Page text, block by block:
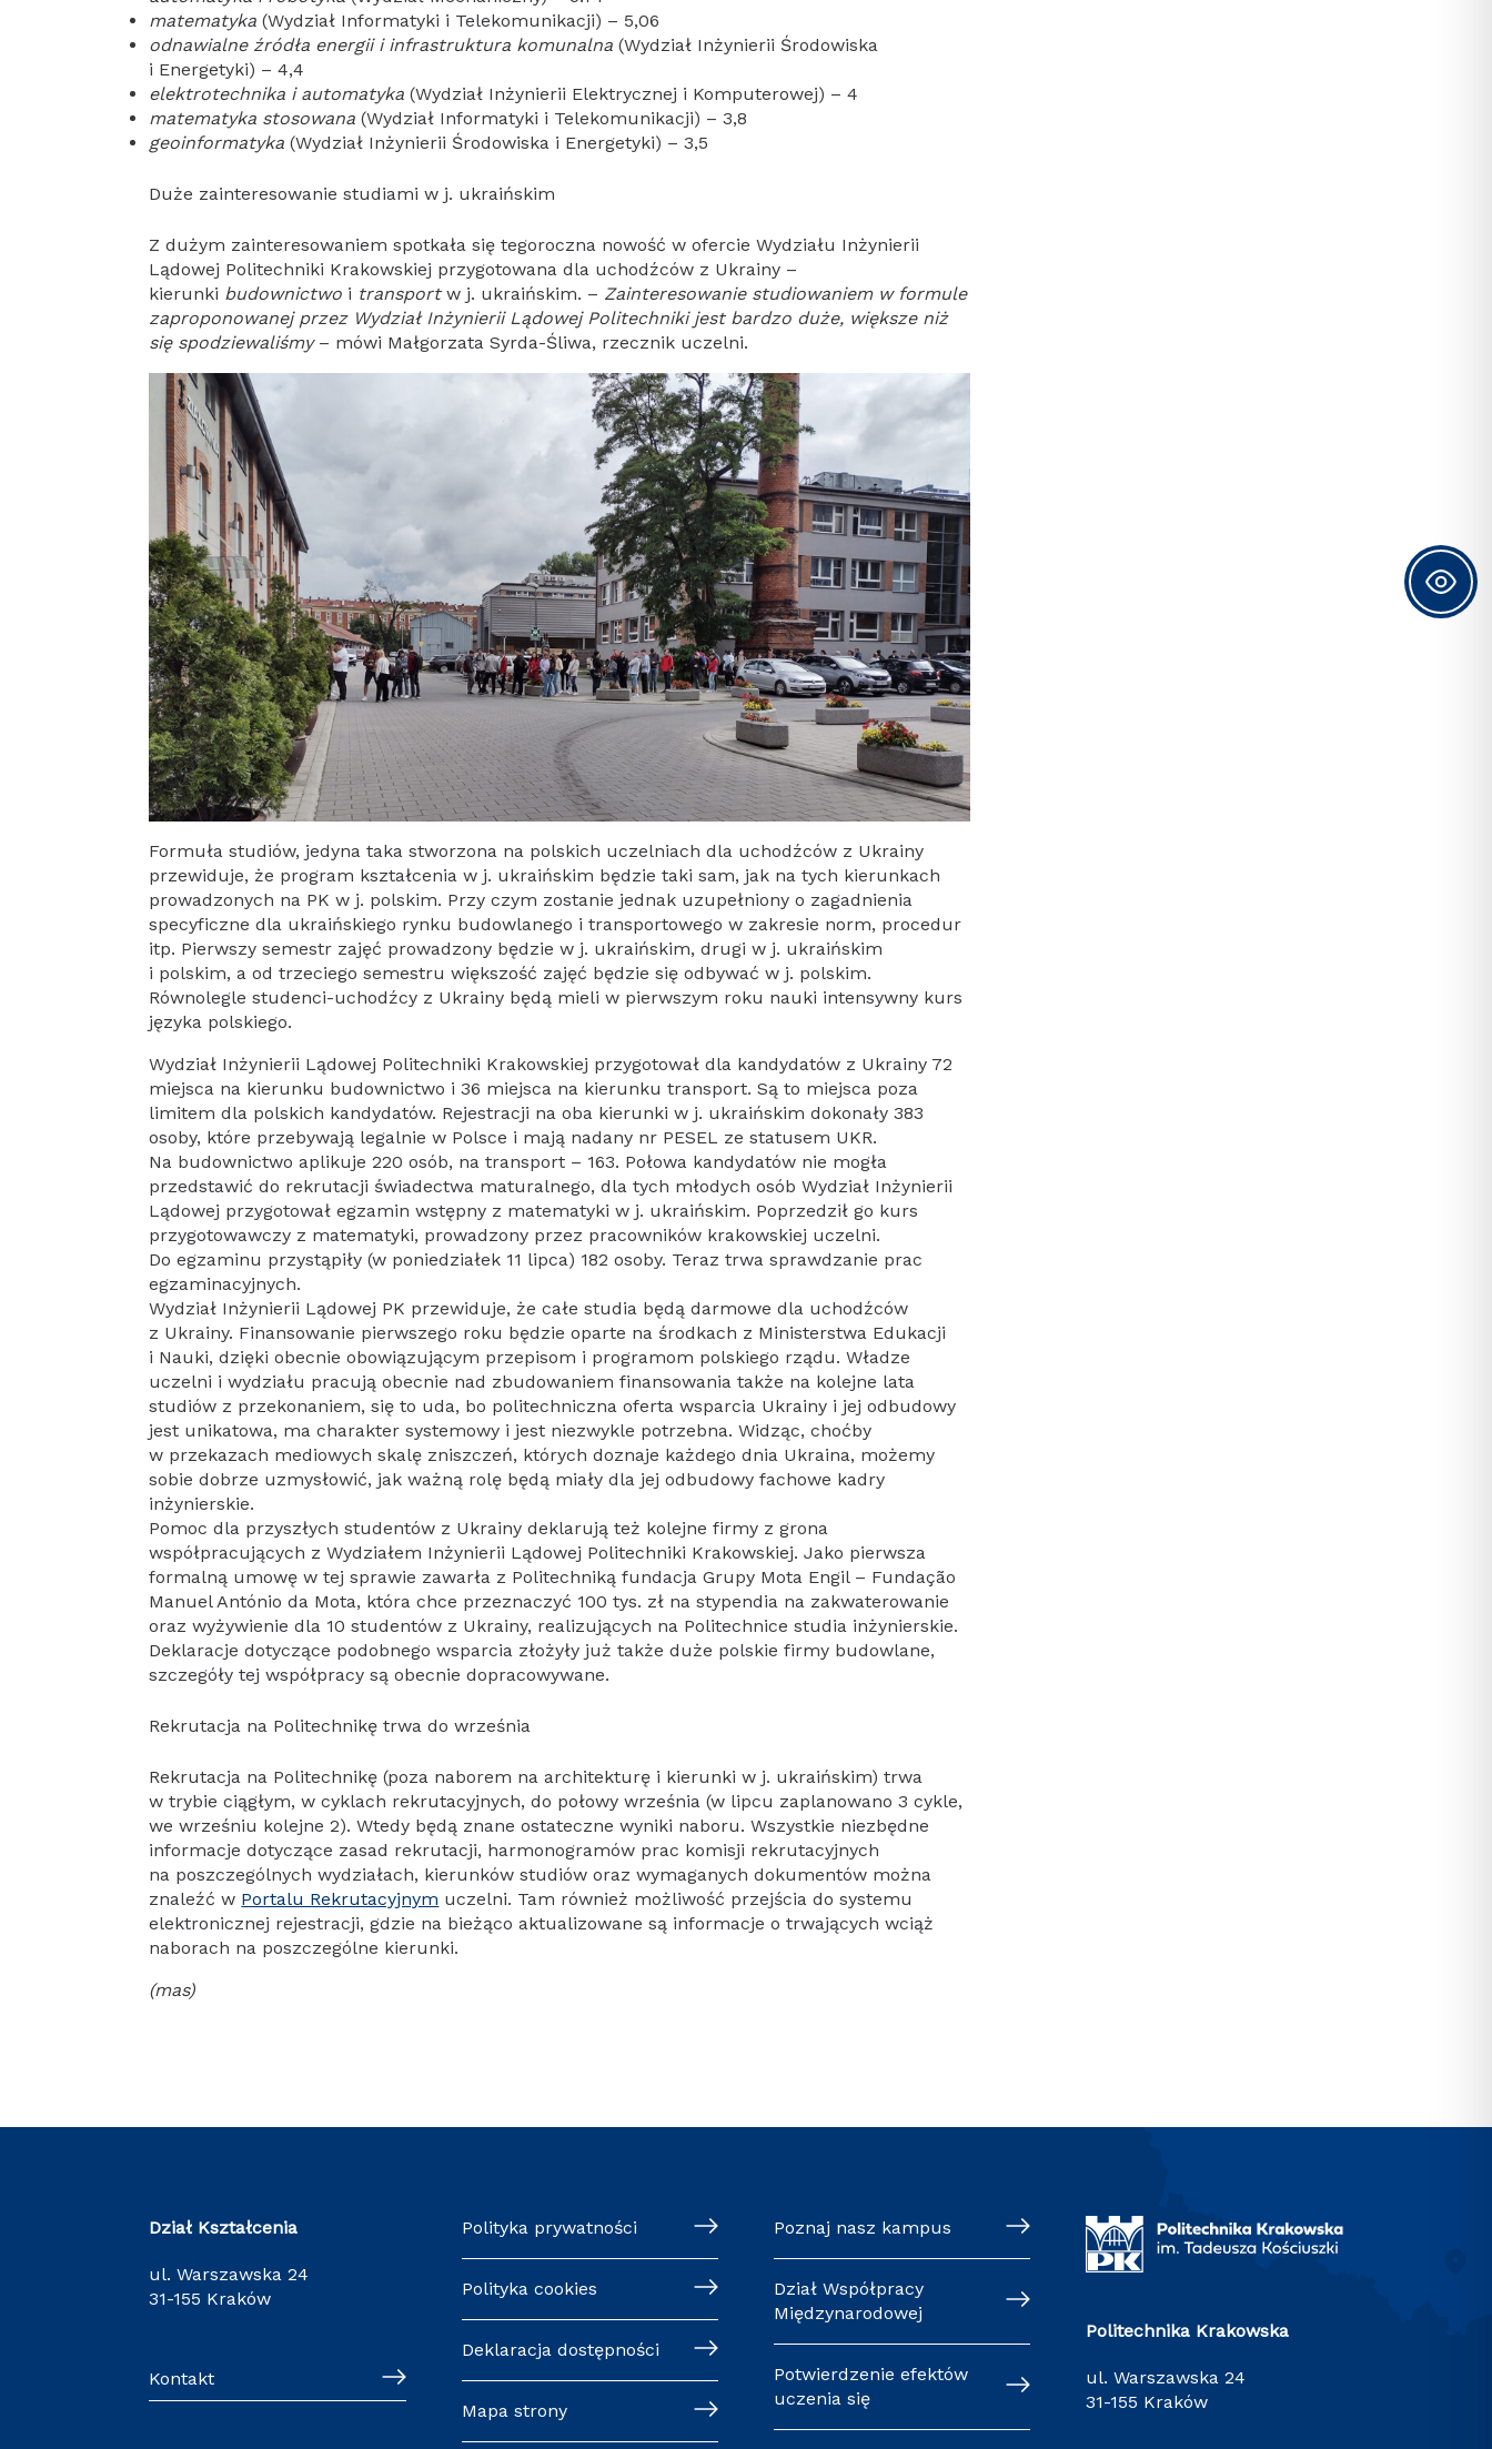
matematyka (Wydział Informatyki i Telekomunikacji) – 5,06
odnawialne źródła energii i infrastruktura komunalna (Wydział Inżynierii Środowiska
i Energetyki) – 4,4
elektrotechnika i automatyka (Wydział Inżynierii Elektrycznej i Komputerowej) – 4
matematyka stosowana (Wydział Informatyki i Telekomunikacji) – 3,8
geoinformatyka (Wydział Inżynierii Środowiska i Energetyki) – 3,5
Duże zainteresowanie studiami w j. ukraińskim
Z dużym zainteresowaniem spotkała się tegoroczna nowość w ofercie Wydziału Inżynierii
Lądowej Politechniki Krakowskiej przygotowana dla uchodźców z Ukrainy –
kierunki budownictwo i transportw j. ukraińskim. – Zainteresowanie studiowaniem w formule
zaproponowanej przez Wydział Inżynierii Lądowej Politechniki jest bardzo duże, większe niż
się spodziewaliśmy– mówi Małgorzata Syrda-Śliwa, rzecznik uczelni.
Formuła studiów, jedyna taka stworzona na polskich uczelniach dla uchodźców z Ukrainy
przewiduje, że program kształcenia w j. ukraińskim będzie taki sam, jak na tych kierunkach
prowadzonych na PK w j. polskim. Przy czym zostanie jednak uzupełniony o zagadnienia
specyficzne dla ukraińskiego rynku budowlanego i transportowego w zakresie norm, procedur
itp. Pierwszy semestr zajęć prowadzony będzie w j. ukraińskim, drugi w j. ukraińskim
i polskim, a od trzeciego semestru większość zajęć będzie się odbywać w j. polskim.
Równolegle studenci-uchodźcy z Ukrainy będą mieli w pierwszym roku nauki intensywny kurs
języka polskiego.
Wydział Inżynierii Lądowej Politechniki Krakowskiej przygotował dla kandydatów z Ukrainy 72
miejsca na kierunku budownictwo i 36 miejsca na kierunku transport. Są to miejsca poza
limitem dla polskich kandydatów. Rejestracji na oba kierunki w j. ukraińskim dokonały 383
osoby, które przebywają legalnie w Polsce i mają nadany nr PESEL ze statusem UKR.
Na budownictwo aplikuje 220 osób, na transport – 163. Połowa kandydatów nie mogła
przedstawić do rekrutacji świadectwa maturalnego, dla tych młodych osób Wydział Inżynierii
Lądowej przygotował egzamin wstępny z matematyki w j. ukraińskim. Poprzedził go kurs
przygotowawczy z matematyki, prowadzony przez pracowników krakowskiej uczelni.
Do egzaminu przystąpiły (w poniedziałek 11 lipca) 182 osoby. Teraz trwa sprawdzanie prac
egzaminacyjnych.
Wydział Inżynierii Lądowej PK przewiduje, że całe studia będą darmowe dla uchodźców
z Ukrainy. Finansowanie pierwszego roku będzie oparte na środkach z Ministerstwa Edukacji
i Nauki, dzięki obecnie obowiązującym przepisom i programom polskiego rządu. Władze
uczelni i wydziału pracują obecnie nad zbudowaniem finansowania także na kolejne lata
studiów z przekonaniem, się to uda, bo politechniczna oferta wsparcia Ukrainy i jej odbudowy
jest unikatowa, ma charakter systemowy i jest niezwykle potrzebna. Widząc, choćby
w przekazach mediowych skalę zniszczeń, których doznaje każdego dnia Ukraina, możemy
sobie dobrze uzmysłowić, jak ważną rolę będą miały dla jej odbudowy fachowe kadry
inżynierskie.
Pomoc dla przyszłych studentów z Ukrainy deklarują też kolejne firmy z grona
współpracujących z Wydziałem Inżynierii Lądowej Politechniki Krakowskiej. Jako pierwsza
formalną umowę w tej sprawie zawarła z Politechniką fundacja Grupy Mota Engil – Fundação
Manuel António da Mota, która chce przeznaczyć 100 tys. zł na stypendia na zakwaterowanie
oraz wyżywienie dla 10 studentów z Ukrainy, realizujących na Politechnice studia inżynierskie.
Deklaracje dotyczące podobnego wsparcia złożyły już także duże polskie firmy budowlane,
szczegóły tej współpracy są obecnie dopracowywane.
Rekrutacja na Politechnikę trwa do września
Rekrutacja na Politechnikę (poza naborem na architekturę i kierunki w j. ukraińskim) trwa
w trybie ciągłym, w cyklach rekrutacyjnych, do połowy września (w lipcu zaplanowano 3 cykle,
we wrześniu kolejne 2). Wtedy będą znane ostateczne wyniki naboru. Wszystkie niezbędne
informacje dotyczące zasad rekrutacji, harmonogramów prac komisji rekrutacyjnych
na poszczególnych wydziałach, kierunków studiów oraz wymaganych dokumentów można
znaleźć w Portalu Rekrutacyjnym uczelni. Tam również możliwość przejścia do systemu
elektronicznej rejestracji, gdzie na bieżąco aktualizowane są informacje o trwających wciąż
naborach na poszczególne kierunki.
(mas)
Dział Kształcenia
ul. Warszawska 24
31-155 Kraków
Kontakt
Polityka prywatności
Polityka cookies
Deklaracja dostępności
Mapa strony
Poznaj nasz kampus
Dział Współpracy
Międzynarodowej
Potwierdzenie efektów
uczenia się
Politechnika Krakowska
ul. Warszawska 24
31-155 Kraków